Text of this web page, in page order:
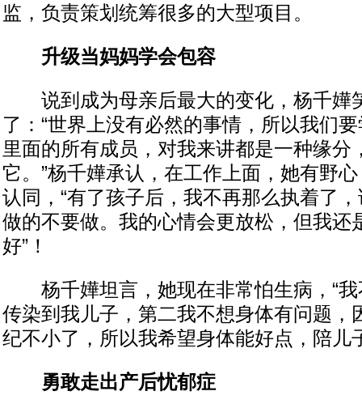
监，负责策划统筹很多的大型项目。
升级当妈妈学会包容
说到成为母亲后最大的变化，杨千嬅
了：“世界上没有必然的事情，所以我们
里面的所有成员，对我来讲都是一种缘分
它。”杨千嬅承认，在工作上面，她有野
认同，“有了孩子后，我不再那么执着了
做的不要做。我的心情会更放松，但我还
好”！
杨千嬅坦言，她现在非常怕生病，“我
传染到我儿子，第二我不想身体有问题，
纪不小了，所以我希望身体能好点，陪儿
勇敢走出产后忧郁症